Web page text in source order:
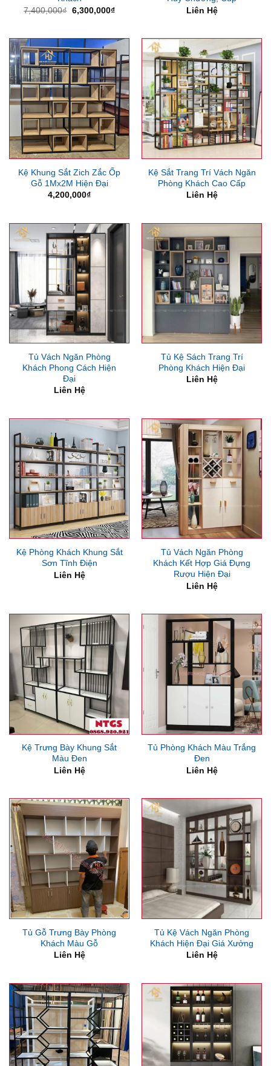
7,400,000₫ Giá
6,300,000₫Giá
6,300,000₫.
Liên Hệ
Kệ Khung Sắt Zich Zắc Ốp
Gỗ 1Mx2M Hiện Đại
4,200,000₫
Kệ Sắt Trang Trí Vách Ngăn
Phòng Khách Cao Cấp
Liên Hệ
Tủ Vách Ngăn Phòng
Khách Phong Cách Hiện
Đại
Liên Hệ
Tủ Kệ Sách Trang Trí
Phòng Khách Hiện Đại
Liên Hệ
Kệ Phòng Khách Khung Sắt
Sơn Tĩnh Điện
Liên Hệ
Tủ Vách Ngăn Phòng
Khách Kết Hợp Giá Đựng
Rượu Hiện Đại
Liên Hệ
Kệ Trưng Bày Khung Sắt
Màu Đen
Liên Hệ
Tủ Phòng Khách Màu Trắng
Đen
Liên Hệ
Tủ Gỗ Trưng Bày Phòng
Khách Màu Gỗ
Liên Hệ
Tủ Kệ Vách Ngăn Phòng
Khách Hiện Đại Giá Xưởng
Liên Hệ